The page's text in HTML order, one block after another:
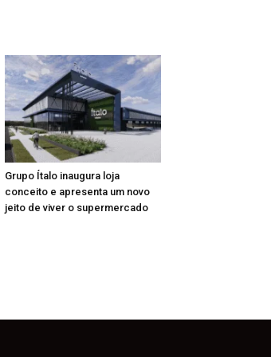
Grupo Ítalo inaugura loja
conceito e apresenta um novo
jeito de viver o supermercado